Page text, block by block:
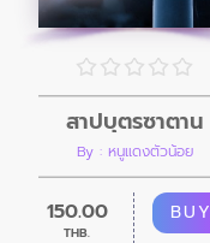
สาปบุตรซาตาน
By : หนูแดงตัวน้อย
150.00
THB.
BUY